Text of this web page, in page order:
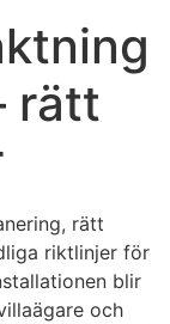
rätt
rätt
riktlinjer för
blir
och